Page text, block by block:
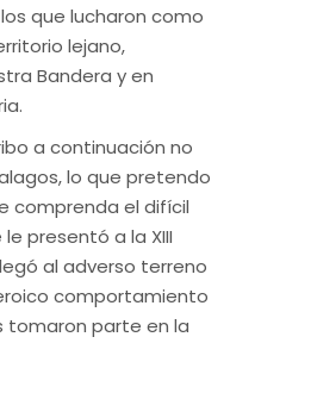
que lucharon como
lejano,
Bandera y en
a continuación no
lo que pretendo
comprenda el difícil
presentó a la XIII
al adverso terreno
comportamiento
parte en la